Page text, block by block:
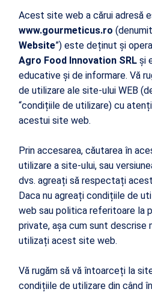
Acest site web a cărui adresă
www.gourmeticus.ro
Website”) este deținut și
Agro Food Innovation SRL și
educative și de informare. Vă
de utilizare ale site-ului WEB
“condițiile de utilizare) cu
acestui site web.
Prin accesarea, căutarea în
utilizare a site-ului, sau
dvs. agreați să respectați
Daca nu agreați condițiile de
web sau politica referitoare la
private, așa cum sunt descrise
utilizați acest site web.
Vă rugăm să vă întoarceți la
condițiile de utilizare din când